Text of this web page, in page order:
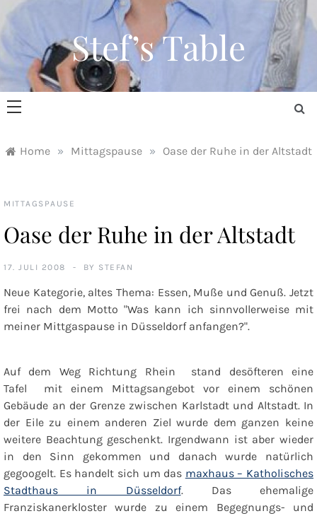
Skip
content
Stef’s Table
Home » Mittagspause » Oase der Ruhe in der Altstadt
MITTAGSPAUSE
Oase der Ruhe in der Altstadt
17. JULI 2008 BY STEFAN
Neue Kategorie, altes Thema: Essen, Muße und Genuß. Jetzt
frei nach dem Motto "Was kann ich sinnvollerweise mit
meiner Mittgaspause in Düsseldorf anfangen?".
Auf dem Weg Richtung Rhein stand desöfteren eine
Tafel mit einem Mittagsangebot vor einem schönen
Gebäude an der Grenze zwischen Karlstadt und Altstadt. In
der Eile zu einem anderen Ziel wurde dem ganzen keine
weitere Beachtung geschenkt. Irgendwann ist aber wieder
in den Sinn gekommen und danach wurde natürlich
gegoogelt. Es handelt sich um das maxhaus – Katholisches
Stadthaus in Düsseldorf. Das ehemalige
Franziskanerkloster wurde zu einem Begegnungs- und